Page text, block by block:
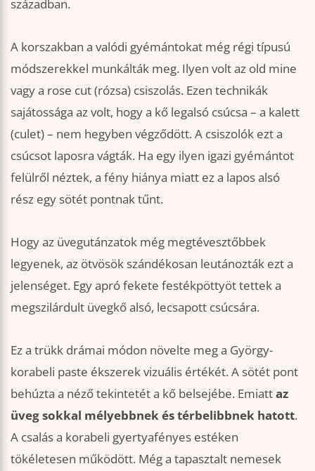
században.
A korszakban a valódi gyémántokat még régi típusú
módszerekkel munkálták meg. Ilyen volt az old mine
vagy a rose cut (rózsa) csiszolás. Ezen technikák
sajátossága az volt, hogy a kő legalsó csúcsa – a kalett
(culet) – nem hegyben végződött. A csiszolók ezt a
csúcsot laposra vágták. Ha egy ilyen igazi gyémántot
felülről néztek, a fény hiánya miatt ez a lapos alsó
rész egy sötét pontnak tűnt.
Hogy az üvegutánzatok még megtévesztőbbek
legyenek, az ötvösök szándékosan leutánozták ezt a
jelenséget. Egy apró fekete festékpöttyöt tettek a
megszilárdult üvegkő alsó, lecsapott csúcsára.
Ez a trükk drámai módon növelte meg a György-
korabeli paste ékszerek vizuális értékét. A sötét pont
behúzta a néző tekintetét a kő belsejébe. Emiattaz
üveg sokkal mélyebbnek és térbelibbnek hatott.
A csalás a korabeli gyertyafényes estéken
tökéletesen működött. Még a tapasztalt nemesek